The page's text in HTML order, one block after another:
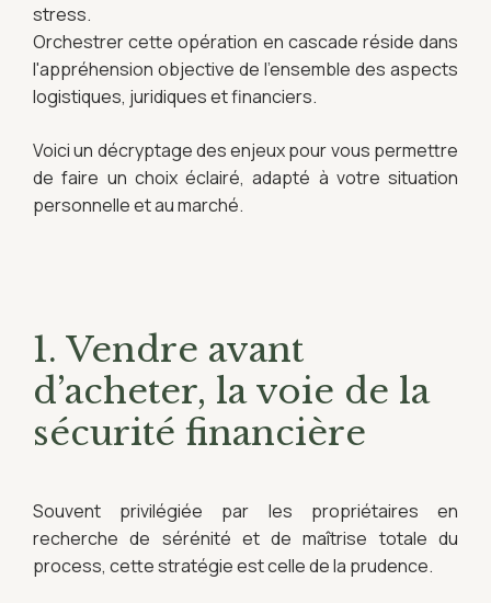
stress.
Orchestrer cette opération en cascade réside dans
l'appréhension objective de l'ensemble des aspects
logistiques, juridiques et financiers.
Voici un décryptage des enjeux pour vous permettre
de faire un choix éclairé, adapté à votre situation
personnelle et au marché.
1. Vendre avant
d’acheter, la voie de la
sécurité financière
Souvent privilégiée par les propriétaires en
recherche de sérénité et de maîtrise totale du
process, cette stratégie est celle de la prudence.